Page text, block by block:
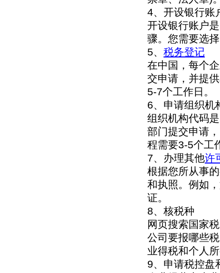
4、开设银行账
开设银行账户
骤。您需要选
5、 税务登记
在中国，每个
交申请，并提
5-7个工作日。
6、申请组织机
组织机构代码
部门提交申请
程需要3-5个工
7、办理其他许
根据您所从事
和执照。例如
证。
8、核税种
网页搜索国家
公司要报哪些
业得税和个人
9、申请税控盘